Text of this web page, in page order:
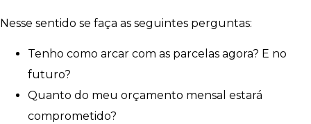
Nesse sentido se faça as seguintes perguntas:
Tenho como arcar com as parcelas agora? E no
futuro?
Quanto do meu orçamento mensal estará
comprometido?